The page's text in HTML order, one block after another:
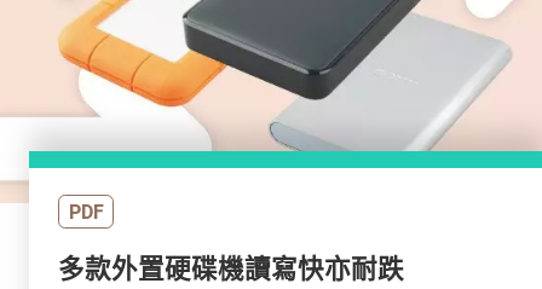
PDF
多款外置硬碟機讀寫快亦耐跌